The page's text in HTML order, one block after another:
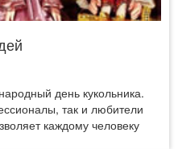
день кукольника.
так и любители
каждому человеку